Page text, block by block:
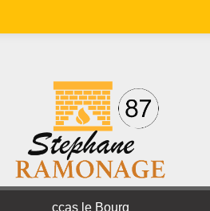
ccas le Bourg